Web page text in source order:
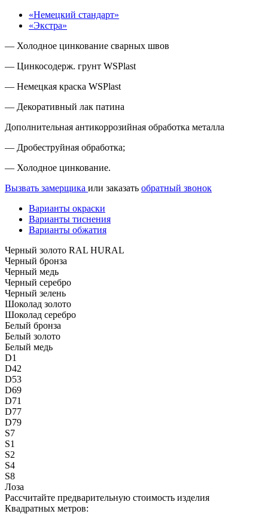
«Немецкий стандарт»
«Экстра»
— Холодное цинкование сварных швов
— Цинкосодерж. грунт WSPlast
— Немецкая краска WSPlast
— Декоративный лак патина
Дополнительная антикоррозийная обработка металла
— Дробеструйная обработка;
— Холодное цинкование.
Вызвать замерщика или заказать обратный звонок
Варианты окраски
Варианты тиснения
Варианты обжатия
Черный золото RAL HURAL
Черный бронза
Черный медь
Черный серебро
Черный зелень
Шоколад золото
Шоколад серебро
Белый бронза
Белый золото
Белый медь
D1
D42
D53
D69
D71
D77
D79
S7
S1
S2
S4
S8
Лоза
Рассчитайте предварительную стоимость изделия
Квадратных метров: